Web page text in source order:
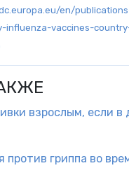
en/
influenza-vaccines-
взрослым, если в
против гриппа во